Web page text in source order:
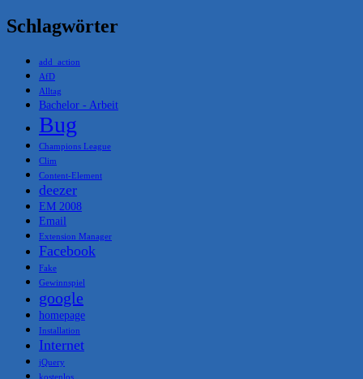
Schlagwörter
add_action
AfD
Alltag
Bachelor - Arbeit
Bug
Champions League
Clim
Content-Element
deezer
EM 2008
Email
Extension Manager
Facebook
Fake
Gewinnspiel
google
homepage
Installation
Internet
jQuery
kostenlos